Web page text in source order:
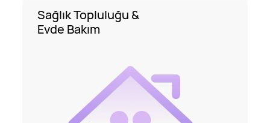
Sağlık Topluluğu &
Evde Bakım